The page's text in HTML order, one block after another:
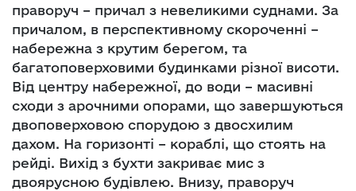
праворуч – причал з невеликими суднами. За
причалом, в перспективному скороченні –
набережна з крутим берегом, та
багатоповерховими будинками різної висоти.
Від центру набережної, до води – масивні
сходи з арочними опорами, що завершуються
двоповерховою спорудою з двосхилим
дахом. На горизонті – кораблі, що стоять на
рейді. Вихід з бухти закриває мис з
двоярусною будівлею. Внизу, праворуч